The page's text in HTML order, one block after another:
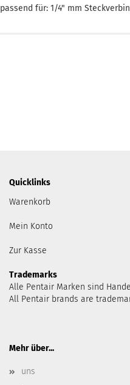
passend für: 1/4" mm
Quicklinks
Warenkorb
Mein Konto
Zur Kasse
Trademarks
Alle Pentair Marken sind
All Pentair brands are
Mehr über...
uns